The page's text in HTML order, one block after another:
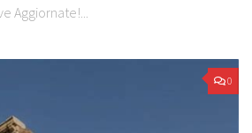
Aggiornate!...
0